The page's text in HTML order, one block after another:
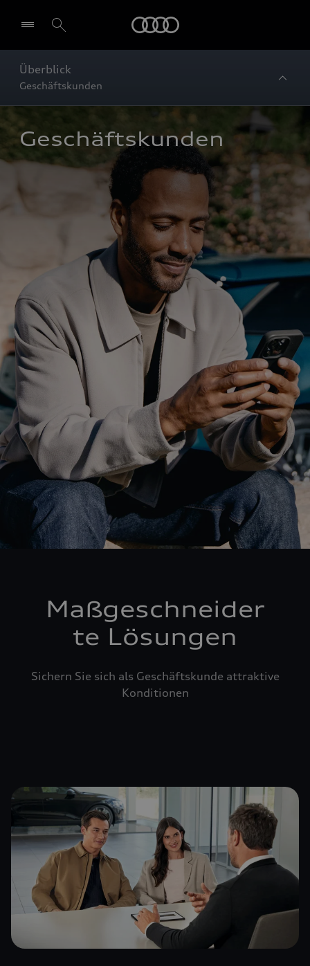
Überblick
Geschäftskunden
Geschäftskunden
Maßgeschneider
te Lösungen
Sichern Sie sich als Geschäftskunde attraktive
Konditionen